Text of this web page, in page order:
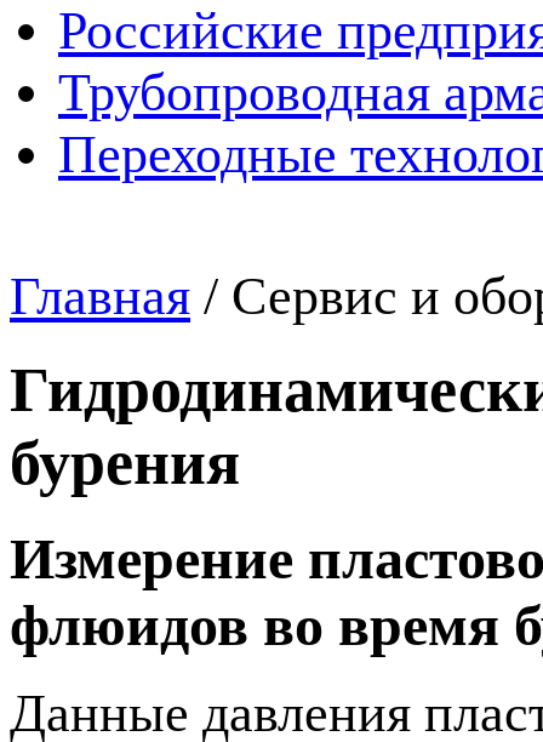
Российские
Трубопроводная
Переходные
Главная / Сервис и
бурения
Измерение
флюидов во время
Данные давления